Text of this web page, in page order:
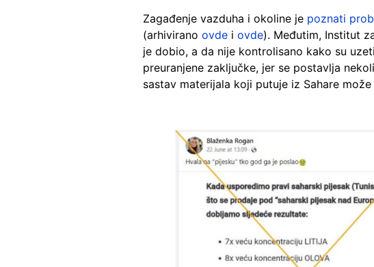
Zagađenje vazduha i okoline je poznati
(arhivirano ovde i ovde). Međutim, Institut
je dobio, a da nije kontrolisano kako su
preuranjene zaključke, jer se postavlja
sastav materijala koji putuje iz Sahare
Image